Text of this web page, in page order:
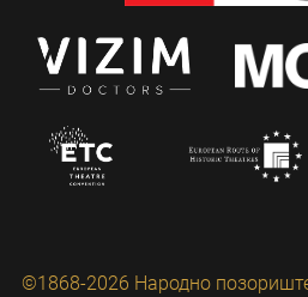
©1868-2026 Народно